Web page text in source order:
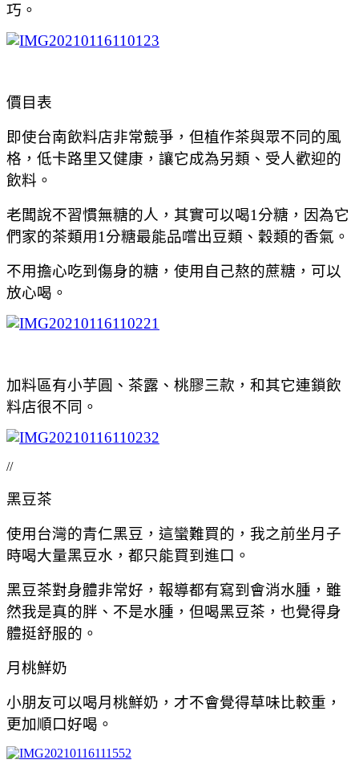
巧。
價目表
即使台南飲料店非常競爭，但植作茶與眾不同的風
格，低卡路里又健康，讓它成為另類、受人歡迎的
飲料。
老闆說不習慣無糖的人，其實可以喝1分糖，因為它
們家的茶類用1分糖最能品嚐出豆類、穀類的香氣。
不用擔心吃到傷身的糖，使用自己熬的蔗糖，可以
放心喝。
加料區有小芋圓、茶露、桃膠三款，和其它連鎖飲
料店很不同。
//
黑豆茶
使用台灣的青仁黑豆，這蠻難買的，我之前坐月子
時喝大量黑豆水，都只能買到進口。
黑豆茶對身體非常好，報導都有寫到會消水腫，雖
然我是真的胖、不是水腫，但喝黑豆茶，也覺得身
體挺舒服的。
月桃鮮奶
小朋友可以喝月桃鮮奶，才不會覺得草味比較重，
更加順口好喝。